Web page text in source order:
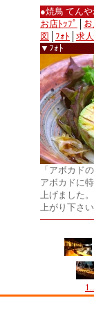
●焼鳥 てん
お店ﾄｯﾌﾟ
図
ﾌｫﾄ
求
▼ﾌｫﾄ
「アボカド
アボカドに
上げました
上がり下さ
1..